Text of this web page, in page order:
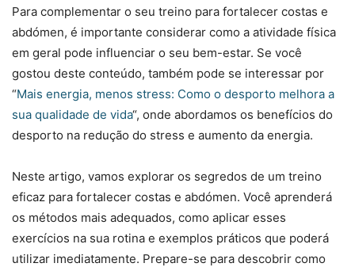
Para complementar o seu treino para fortalecer costas e
abdómen, é importante considerar como a atividade física
em geral pode influenciar o seu bem-estar. Se você
gostou deste conteúdo, também pode se interessar por
“Mais energia, menos stress: Como o desporto melhora a
sua qualidade de vida“, onde abordamos os benefícios do
desporto na redução do stress e aumento da energia.
Neste artigo, vamos explorar os segredos de um treino
eficaz para fortalecer costas e abdómen. Você aprenderá
os métodos mais adequados, como aplicar esses
exercícios na sua rotina e exemplos práticos que poderá
utilizar imediatamente. Prepare-se para descobrir como